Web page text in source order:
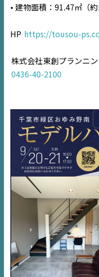
千
内
デジタ
不
• 建物面積：91.47㎡（約
HP https://tousou-
株式会社東創プランニ
0436-40-2100